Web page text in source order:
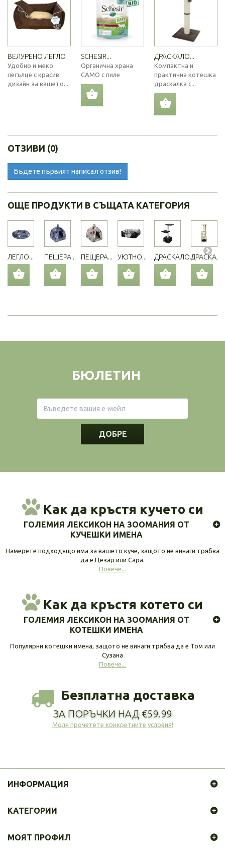
ВЕЛУРЕНО ЛЕГЛО
Удобно и меко
легълце с красив
дизайн за вашето...
SCHESIR...
Органична храна
САМО с пиле
ДРАСКАЛО...
Компактна и
практична котешка
драскалка с...
ОТЗИВИ (0)
Бъдете първият написал отзив!
ОЩЕ ПРОДУКТИ В СЪЩАТА КАТЕГОРИЯ
ЛЕГЛО... ПЕЩЕРА... ПЕЩЕРА... УЮТНО... ДРАСКАЛО...
БЮЛЕТИН
ДОБРЕ
Как да кръстя кучето си
ГОЛЕМИЯ ЛЕКСИКОН НА ЗООМАНИЯ ОТ
КУЧЕШКИ ИМЕНА
Намерете подходящо има за вашето куче, защото не винаги трябва
да е Цезар или Сара.
Повече...
Как да кръстя котето си
ГОЛЕМИЯ ЛЕКСИКОН НА ЗООМАНИЯ ОТ
КОТЕШКИ ИМЕНА
Популярни котешки имена, защото не винаги трябва да е Том или
Сузана
Повече...
Безплатна доставка
ЗА ПОРЪЧКИ НАД €59.99
Моля прочетете конкретните условия!
ИНФОРМАЦИЯ
КАТЕГОРИИ
МОЯТ ПРОФИЛ